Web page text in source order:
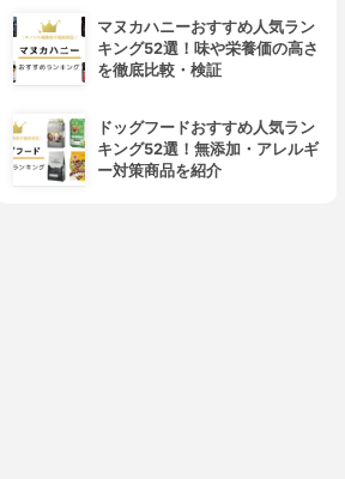
3.82(10)
¥1,045
ガラスドロッ
マヌカハニーおすすめ人気ラン
キング52選！味や栄養価の高さ
を徹底比較・検証
ドッグフードおすすめ人気ラン
キング52選！無添加・アレルギ
ー対策商品を紹介